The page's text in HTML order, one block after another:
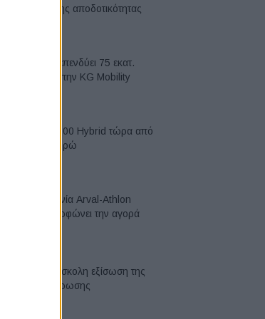
κορυφή της αποδοτικότητας
Η Chery επενδύει 75 εκατ.
δολάρια στην KG Mobility
Το FIAT 500 Hybrid τώρα από
18.990 ευρώ
Η συμφωνία Arval-Athlon
αναδιαμορφώνει την αγορά
VW: Η δύσκολη εξίσωση της
αναδιάρθρωσης